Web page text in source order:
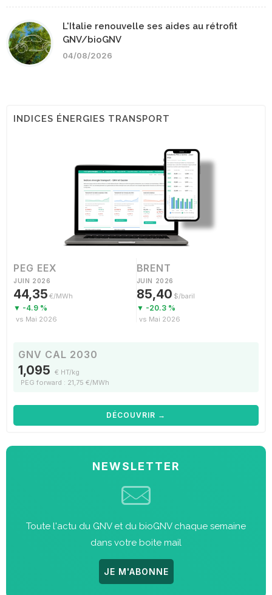
L'Italie renouvelle ses aides au rétrofit
GNV/bioGNV
04/08/2026
INDICES ÉNERGIES TRANSPORT
PEG EEX
JUIN 2026
44,35 €/MWh
▼ -4.9 %
vs Mai 2026
BRENT
JUIN 2026
85,40 $/baril
▼ -20.3 %
vs Mai 2026
GNV CAL 2030
1,095 € HT/kg
PEG forward : 21,75 €/MWh
DÉCOUVRIR →
NEWSLETTER
Toute l'actu du GNV et du bioGNV chaque semaine
dans votre boite mail
JE M'ABONNE